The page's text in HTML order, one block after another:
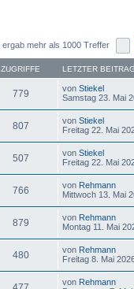
ergab mehr als 1000 Treffer
ZUGRIFFE LETZTER BEITRAG
779 von Stiekel
Samstag 23. Mai
807 von Stiekel
Freitag 22. Mai
507 von Stiekel
Freitag 22. Mai
766 von Rehmann
Mittwoch 13. Mai
879 von Rehmann
Montag 11. Mai
480 von Rehmann
Freitag 8. Mai
von Rehmann